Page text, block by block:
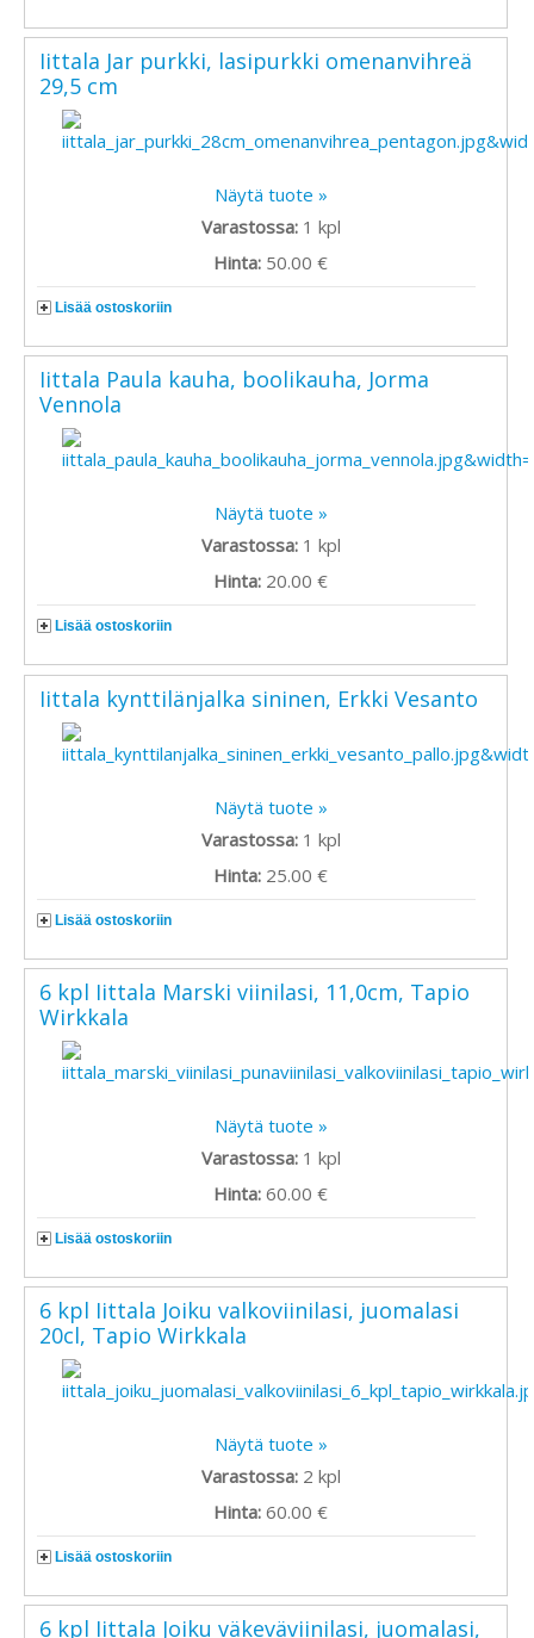
Iittala Jar purkki, lasipurkki omenanvihreä
29,5 cm
Näytä tuote »
Varastossa: 1 kpl
Hinta: 50.00 €
Lisää ostoskoriin
Iittala Paula kauha, boolikauha, Jorma
Vennola
Näytä tuote »
Varastossa: 1 kpl
Hinta: 20.00 €
Lisää ostoskoriin
Iittala kynttilänjalka sininen, Erkki Vesanto
Näytä tuote »
Varastossa: 1 kpl
Hinta: 25.00 €
Lisää ostoskoriin
6 kpl Iittala Marski viinilasi, 11,0cm, Tapio
Wirkkala
Näytä tuote »
Varastossa: 1 kpl
Hinta:60.00 €
Lisää ostoskoriin
6 kpl Iittala Joiku valkoviinilasi, juomalasi
20cl, Tapio Wirkkala
Näytä tuote »
Varastossa: 2 kpl
Hinta:60.00 €
Lisää ostoskoriin
6 kpl Iittala Joiku väkeväviinilasi, juomalasi,